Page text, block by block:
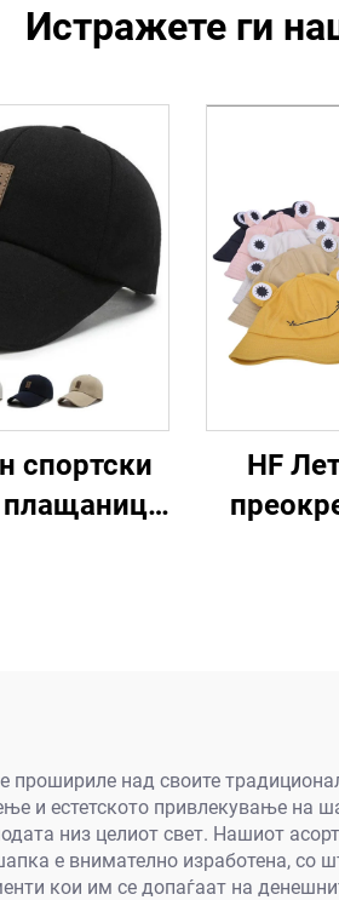
Истражете ги
спортски
HF
прошириле над своите
и естетското привлекување на
низ целиот свет. Нашиот
е внимателно изработена, со
кои им се допаѓаат на